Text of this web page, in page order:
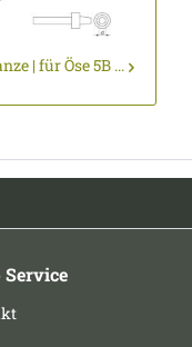
| für Öse 5B ...
Service